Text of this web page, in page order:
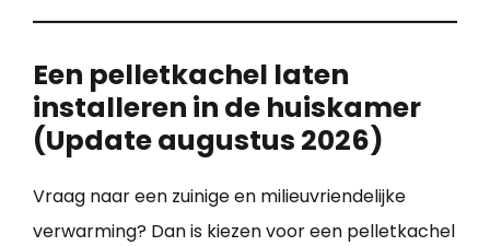
Een pelletkachel laten
installeren in de huiskamer
(Update augustus 2026)
Vraag naar een zuinige en milieuvriendelijke
verwarming? Dan is kiezen voor een pelletkachel